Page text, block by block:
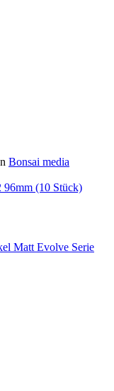
Bonsai media
96mm (10 Stück)
Matt Evolve Serie